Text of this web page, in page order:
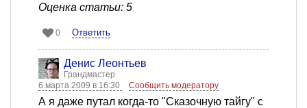
Оценка статьи: 5
0 Ответить
Денис Леонтьев
Грандмастер
6 марта 2009 в 16:30
Сообщить модератору
А я даже путал когда-то "Сказочную тайгу" с